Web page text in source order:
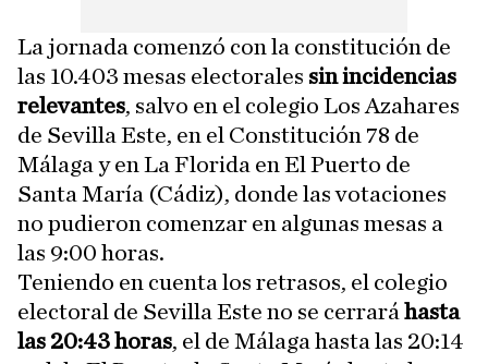
La jornada comenzó con la constitución de
las 10.403 mesas electorales sin incidencias
relevantes, salvo en el colegio Los Azahares
de Sevilla Este, en el Constitución 78 de
Málaga y en La Florida en El Puerto de
Santa María (Cádiz), donde las votaciones
no pudieron comenzar en algunas mesas a
las 9:00 horas.
Teniendo en cuenta los retrasos, el colegio
electoral de Sevilla Este no se cerrará hasta
las 20:43 horas, el de Málaga hasta las 20:14